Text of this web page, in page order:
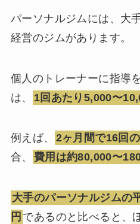
パーソナルジムには、大
経営のジムがあります。
個人のトレーナーに指導
は、
1回あたり5,000〜
例えば、 2ヶ月間で16回
合、
費用は約80,000〜
大手のパーソナルジムの
円 であるのと比べると、